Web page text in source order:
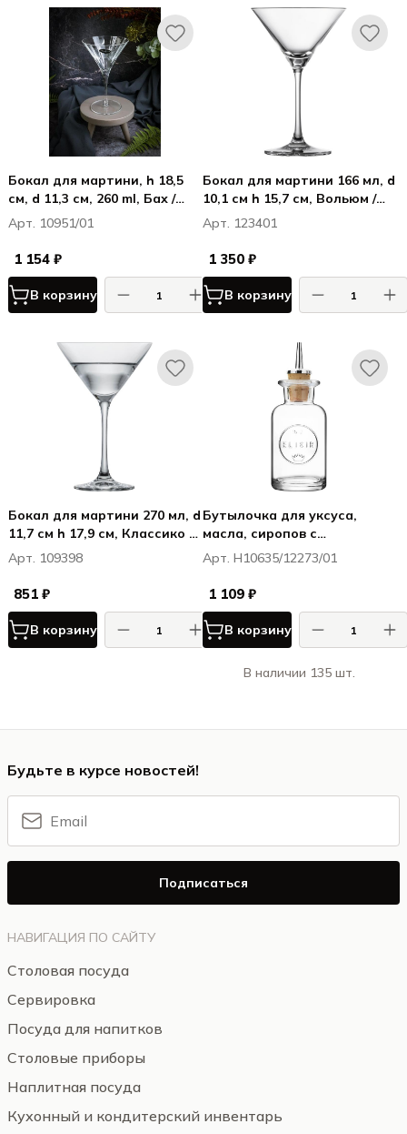
Бокал для мартини, h 18,5
см, d 11,3 см, 260 ml, Бах /
Bach
Арт. 10951/01
1 154 ₽
В корзину
Бокал для мартини 166 мл, d
10,1 см h 15,7 см, Вольюм /
Volume
Арт. 123401
1 350 ₽
В корзину
Бокал для мартини 270 мл, d
11,7 см h 17,9 см, Классико /
Classico
Арт. 109398
851 ₽
В корзину
Бутылочка для уксуса,
масла, сиропов с
дозатором, h 14,2 см - 5 5/8
”d 5,2 см, 100мл
Арт. H10635/12273/01
1 109 ₽
В корзину
В наличии 135 шт.
НАВИГАЦИЯ ПО САЙТУ
Столовая посуда
Сервировка
Посуда для напитков
Столовые приборы
Наплитная посуда
Кухонный и кондитерский инвентарь
Будьте в курсе новостей!
Подписаться